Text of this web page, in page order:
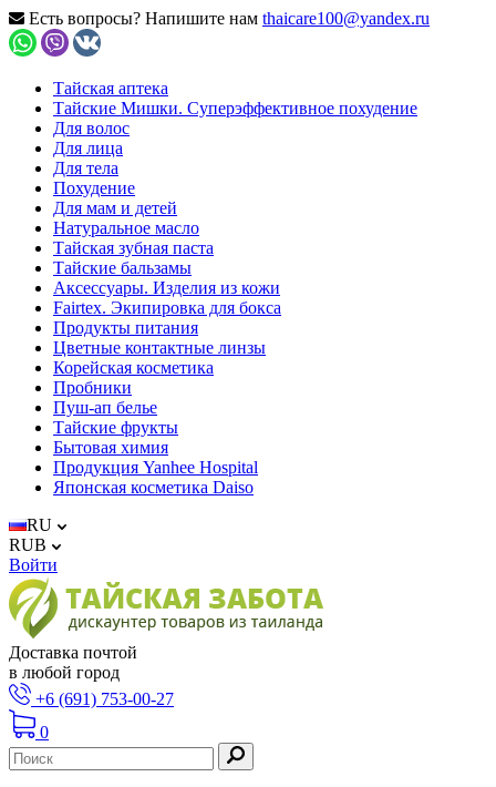
Есть вопросы? Напишите нам thaicare100@yandex.ru
Тайская аптека
Тайские Мишки. Суперэффективное похудение
Для волос
Для лица
Для тела
Похудение
Для мам и детей
Натуральное масло
Тайская зубная паста
Тайские бальзамы
Аксессуары. Изделия из кожи
Fairtex. Экипировка для бокса
Продукты питания
Цветные контактные линзы
Корейская косметика
Пробники
Пуш-ап белье
Тайские фрукты
Бытовая химия
Продукция Yanhee Hospital
Японская косметика Daiso
RU
RUB
Войти
Доставка почтой
в любой город
+6 (691) 753-00-27
0